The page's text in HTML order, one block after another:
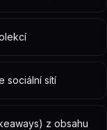
sociální sítí
z obsahu